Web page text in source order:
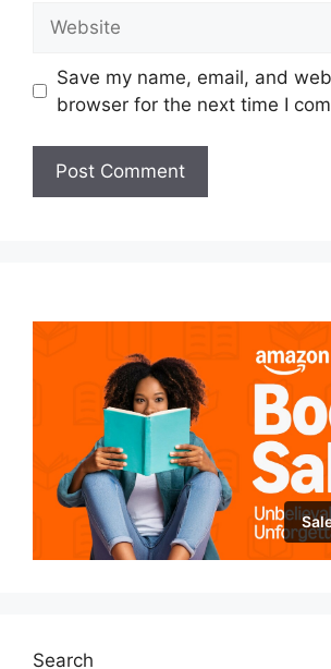
Save my name, email, and
browser for the next time I
Search